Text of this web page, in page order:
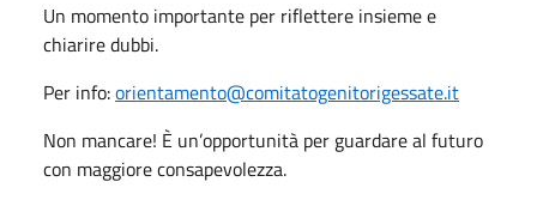
Un momento importante per riflettere insieme e
chiarire dubbi.
Per info:orientamento@comitatogenitorigessate.it
Non mancare! È un’opportunità per guardare al futuro
con maggiore consapevolezza.